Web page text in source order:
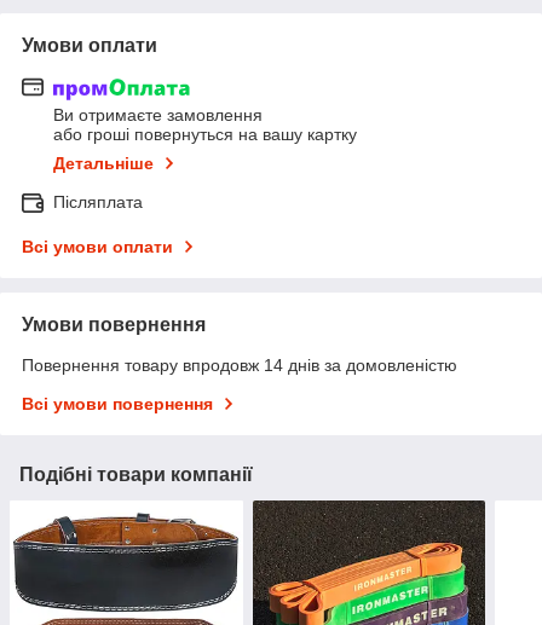
Умови оплати
Ви отримаєте замовлення
або гроші повернуться на вашу картку
Детальніше
Післяплата
Всі умови оплати
Умови повернення
Повернення товару впродовж 14 днів за домовленістю
Всі умови повернення
Подібні товари компанії